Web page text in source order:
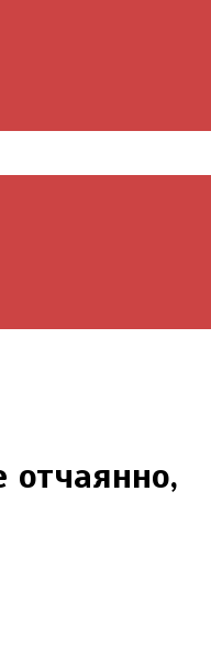
отчаянно,